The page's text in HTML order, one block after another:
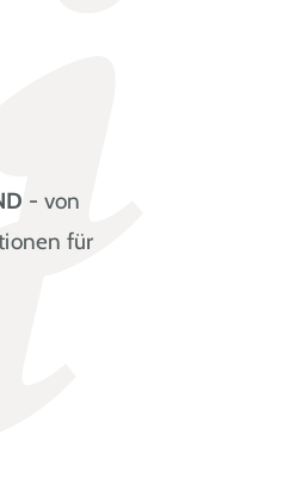
- von
für